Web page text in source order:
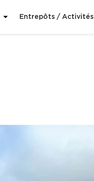
Entrepôts / Activités